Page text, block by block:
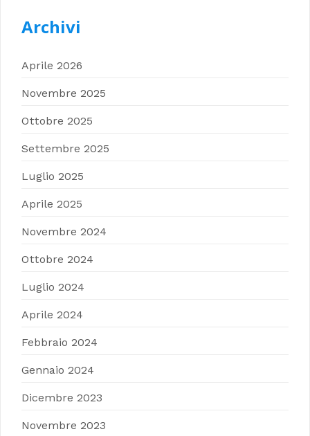
Archivi
Aprile 2026
Novembre 2025
Ottobre 2025
Settembre 2025
Luglio 2025
Aprile 2025
Novembre 2024
Ottobre 2024
Luglio 2024
Aprile 2024
Febbraio 2024
Gennaio 2024
Dicembre 2023
Novembre 2023